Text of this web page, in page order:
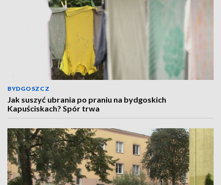
BYDGOSZCZ
Jak suszyć ubrania po praniu na bydgoskich
Kapuściskach? Spór trwa